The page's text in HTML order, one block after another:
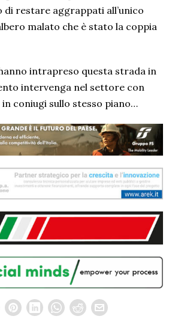
restare aggrappati all’unico
malato che è stato la coppia
intrapreso questa strada in
intervenga nel settore con
coniugi sullo stesso piano…